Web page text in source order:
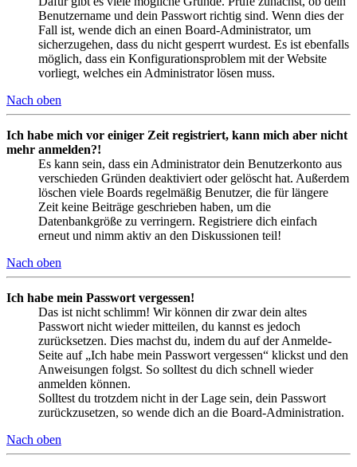
Benutzername und dein Passwort richtig sind. Wenn dies der
Fall ist, wende dich an einen Board-Administrator, um
sicherzugehen, dass du nicht gesperrt wurdest. Es ist ebenfalls
möglich, dass ein Konfigurationsproblem mit der Website
vorliegt, welches ein Administrator lösen muss.
Nach oben
Ich habe mich vor einiger Zeit registriert, kann mich aber nicht
mehr anmelden?!
Es kann sein, dass ein Administrator dein Benutzerkonto aus
verschieden Gründen deaktiviert oder gelöscht hat. Außerdem
löschen viele Boards regelmäßig Benutzer, die für längere
Zeit keine Beiträge geschrieben haben, um die
Datenbankgröße zu verringern. Registriere dich einfach
erneut und nimm aktiv an den Diskussionen teil!
Nach oben
Ich habe mein Passwort vergessen!
Das ist nicht schlimm! Wir können dir zwar dein altes
Passwort nicht wieder mitteilen, du kannst es jedoch
zurücksetzen. Dies machst du, indem du auf der Anmelde-
Seite auf „Ich habe mein Passwort vergessen“ klickst und den
Anweisungen folgst. So solltest du dich schnell wieder
anmelden können.
Solltest du trotzdem nicht in der Lage sein, dein Passwort
zurückzusetzen, so wende dich an die Board-Administration.
Nach oben